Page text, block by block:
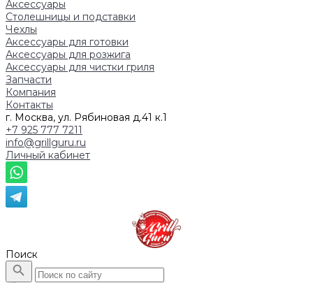
Аксессуары
Столешницы и подставки
Чехлы
Аксессуары для готовки
Аксессуары для розжига
Аксессуары для чистки гриля
Запчасти
Компания
Контакты
г. Москва, ул. Рябиновая д.41 к.1
+7 925 777 7211
info@grillguru.ru
Личный кабинет
Поиск